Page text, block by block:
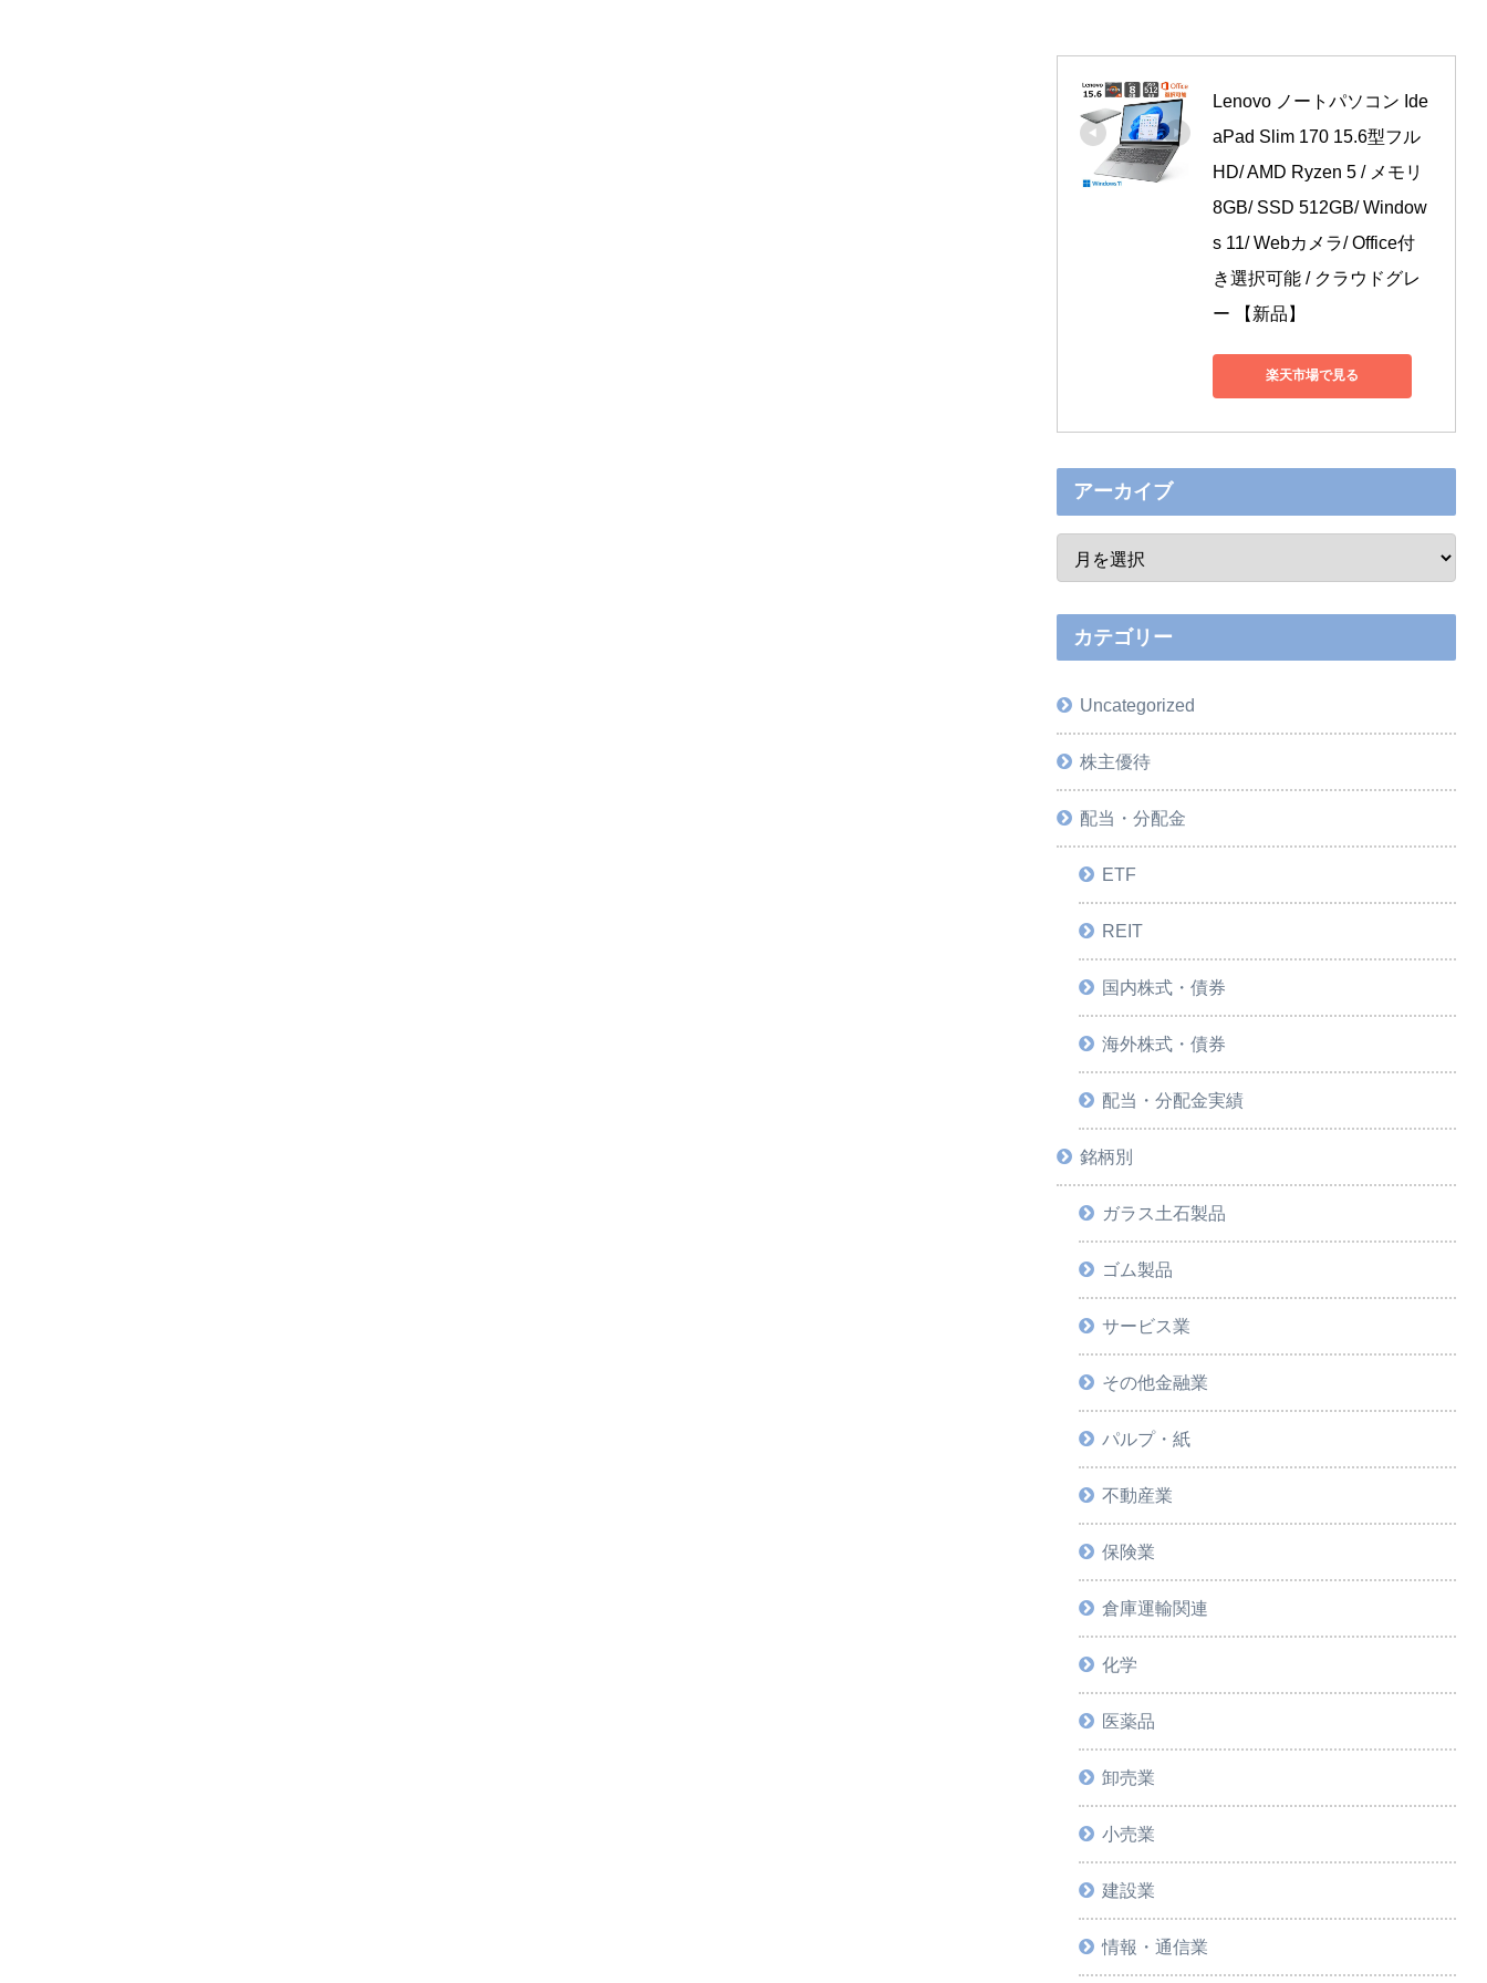
Lenovo ノートパソコン Ide
aPad Slim 170 15.6型フル
HD/ AMD Ryzen 5 / メモリ
8GB/ SSD 512GB/ Window
s 11/ Webカメラ/ Office付
き選択可能 / クラウドグレ
ー 【新品】
楽天市場で見る
アーカイブ
カテゴリー
Uncategorized
株主優待
配当・分配金
ETF
REIT
国内株式・債券
海外株式・債券
配当・分配金実績
銘柄別
ガラス土石製品
ゴム製品
サービス業
その他金融業
パルプ・紙
不動産業
保険業
倉庫運輸関連
化学
医薬品
卸売業
小売業
建設業
情報・通信業